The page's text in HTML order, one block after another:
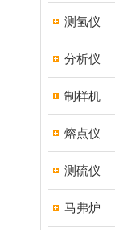
测氢仪
分析仪
制样机
熔点仪
测硫仪
马弗炉